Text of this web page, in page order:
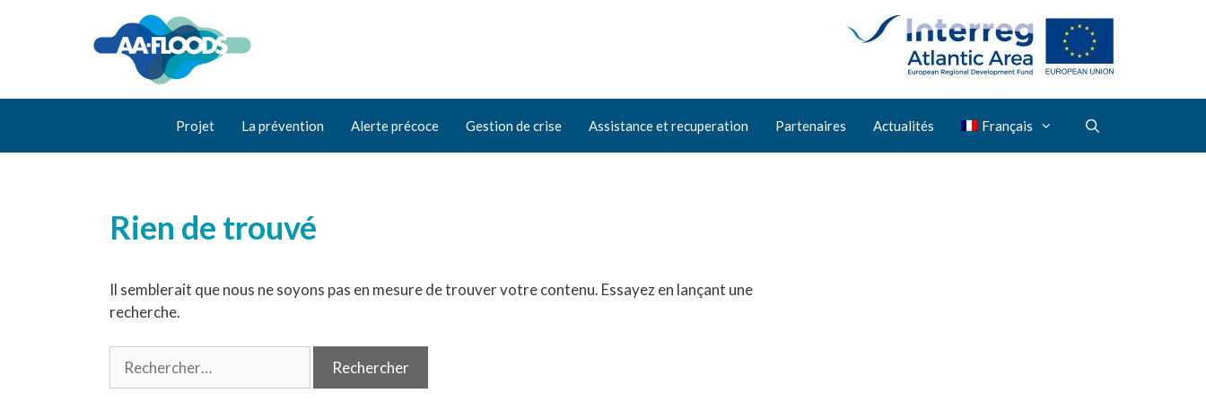
Projet La prévention Alerte précoce Gestion de crise Assistance et recuperation Partenaires Actualités Français
Rien de trouvé
Il semblerait que nous ne soyons pas en mesure de trouver votre contenu. Essayez en lançant une
recherche.